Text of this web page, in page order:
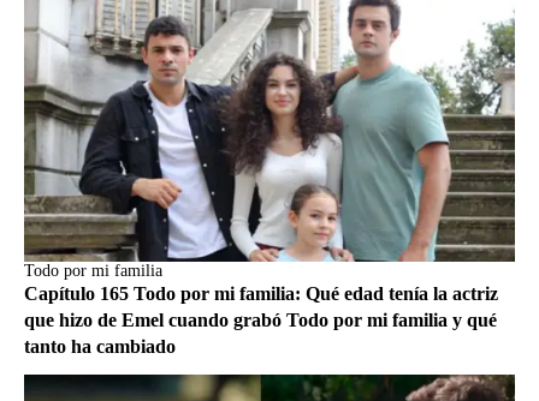
Todo por mi familia
Capítulo 165 Todo por mi familia: Qué edad tenía la actriz
que hizo de Emel cuando grabó Todo por mi familia y qué
tanto ha cambiado